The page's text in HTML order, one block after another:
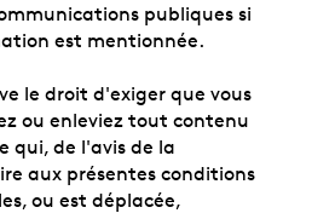
publiques si
est mentionnée.
le droit d'exiger que vous
ou enleviez tout contenu
qui, de l'avis de la
aux présentes conditions
ou est déplacée,